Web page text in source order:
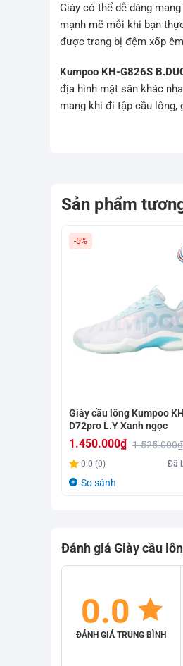
Giày có thể dễ dàng
mạnh mẽ mỗi khi bạn
được trang bị đệm xốp
Kumpoo KH-G826S
địa hình mặt sân khác
mang khi đi tập cầu lông,
Sản phẩm
-5%
Giày cầu lông Kumpoo
D72pro L.Y Xanh ngọc
1.525.000₫
Giá
gốc
1.450.000₫
Giá
hiện
0.0 (0) Đã
So sánh
Đánh giá Giày cầu
0.0
ĐÁNH GIÁ TRUNG BÌNH